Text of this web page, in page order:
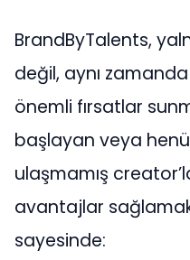
BrandByTalents,
değil, aynı
önemli fırsatlar
başlayan veya
ulaşmamış
avantajlar
sayesinde: